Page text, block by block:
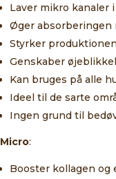
Laver mikro kanaler
Øger absorberingen
Styrker
Genskaber
Kan bruges på alle
Ideel til de sarte
Ingen grund til
Micro:
Booster kollagen og